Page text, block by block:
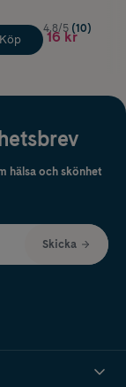
Köp
4.8/5 (10)
16 kr
hälsa och skönhet
Skicka